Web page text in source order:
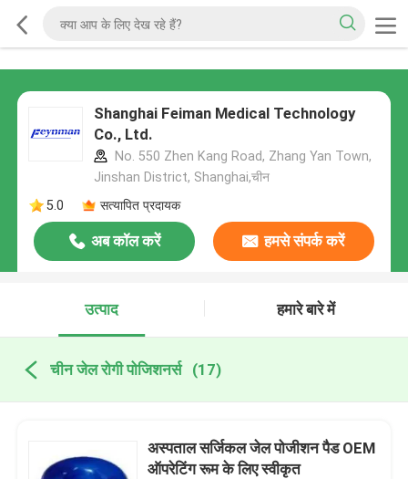
Shanghai Feiman Medical Technology
Co., Ltd.
No. 550 Zhen Kang Road, Zhang Yan Town,
Jinshan District, Shanghai,चीन
5.0
सत्यापित प्रदायक
अब कॉल करें हमसे संपर्क करें
उत्पाद हमारे बारे में
चीन जेल रोगी पोजिशनर्स (17)
अस्पताल सर्जिकल जेल पोजीशन पैड OEM
ऑपरेटिंग रूम के लिए स्वीकृत